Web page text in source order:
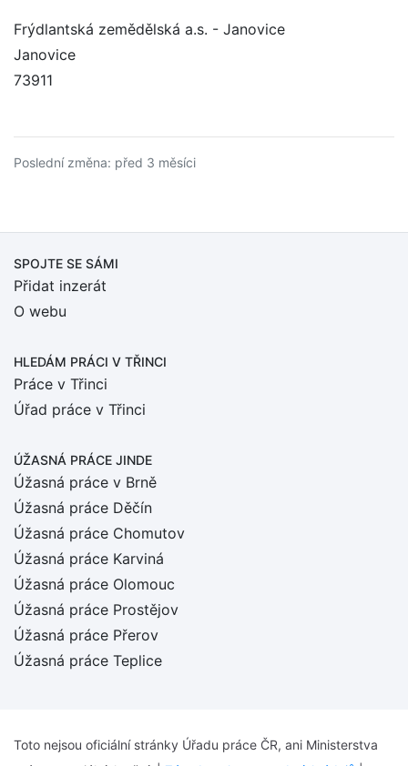
Frýdlantská zemědělská a.s. - Janovice
Janovice
73911
Poslední změna: před 3 měsíci
SPOJTE SE SÁMI
Přidat inzerát
O webu
HLEDÁM PRÁCI V TŘINCI
Práce v Třinci
Úřad práce v Třinci
ÚŽASNÁ PRÁCE JINDE
Úžasná práce v Brně
Úžasná práce Děčín
Úžasná práce Chomutov
Úžasná práce Karviná
Úžasná práce Olomouc
Úžasná práce Prostějov
Úžasná práce Přerov
Úžasná práce Teplice
Toto nejsou oficiální stránky Úřadu práce ČR, ani Ministerstva